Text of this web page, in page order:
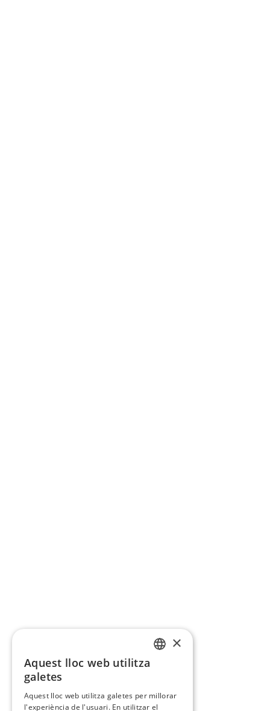
×
Aquest lloc web utilitza
galetes
Aquest lloc web utilitza galetes per millorar
l'experiència de l'usuari. En utilitzar el